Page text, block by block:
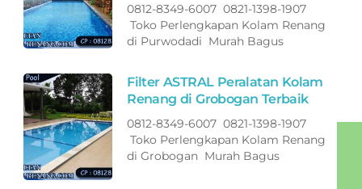
0812-8349-6007 0821-1398-1907
Toko Perlengkapan Kolam Renang
di Purwodadi Murah Bagus
Filter ASTRAL Peralatan Kolam
Renang di Grobogan Terbaik
0812-8349-6007 0821-1398-1907
Toko Perlengkapan Kolam Renang
di Grobogan Murah Bagus